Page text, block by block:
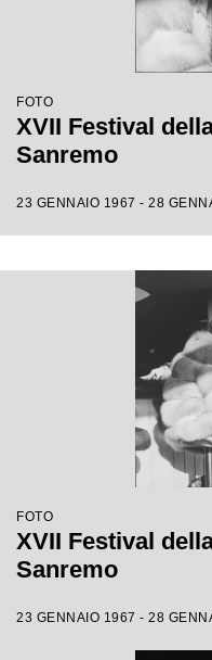
FOTO
XVII Festival
Sanremo
23 GENNAIO 1967 - 28
FOTO
XVII Festival
Sanremo
23 GENNAIO 1967 - 28